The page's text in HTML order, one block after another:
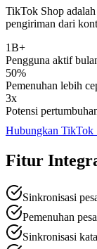
TikTok Shop
pengiriman dari
1B+
Pengguna aktif
50%
Pemenuhan lebih
3x
Potensi
Hubungkan TikTok
Fitur
Sinkronisasi
Pemenuhan
Sinkronisasi